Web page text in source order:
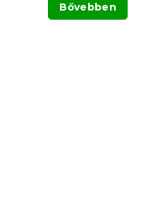
Bővebben